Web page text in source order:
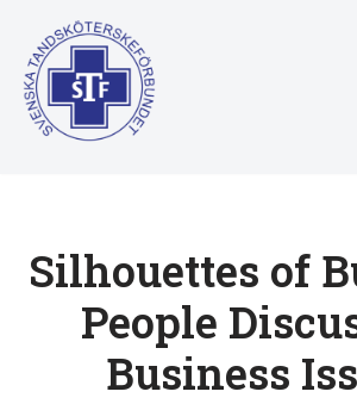
Hoppa
till
innehåll
Silhouettes of
People
Business